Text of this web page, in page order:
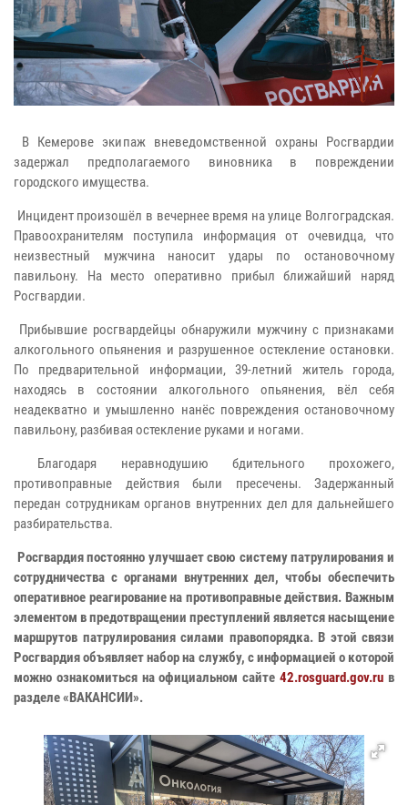
В Кемерове экипаж вневедомственной охраны Росгвардии
задержал предполагаемого виновника в повреждении
городского имущества.
Инцидент произошёл в вечернее время на улице Волгоградская.
Правоохранителям поступила информация от очевидца, что
неизвестный мужчина наносит удары по остановочному
павильону. На место оперативно прибыл ближайший наряд
Росгвардии.
Прибывшие росгвардейцы обнаружили мужчину с признаками
алкогольного опьянения и разрушенное остекление остановки.
По предварительной информации, 39-летний житель города,
находясь в состоянии алкогольного опьянения, вёл себя
неадекватно и умышленно нанёс повреждения остановочному
павильону, разбивая остекление руками и ногами.
Благодаря неравнодушию бдительного прохожего,
противоправные действия были пресечены. Задержанный
передан сотрудникам органов внутренних дел для дальнейшего
разбирательства.
Росгвардия постоянно улучшает свою систему патрулирования и
сотрудничества с органами внутренних дел, чтобы обеспечить
оперативное реагирование на противоправные действия. Важным
элементом в предотвращении преступлений является насыщение
маршрутов патрулирования силами правопорядка. В этой связи
Росгвардия объявляет набор на службу, с информацией о которой
можно ознакомиться на официальном сайте42.rosguard.gov.ru в
разделе «ВАКАНСИИ».